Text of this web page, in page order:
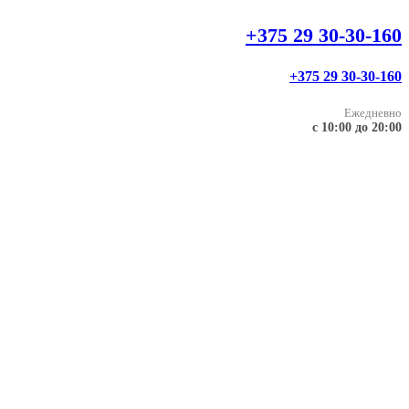
+375 29 30-30-160
+375 29 30-30-160
Ежедневно
с 10:00 до 20:00